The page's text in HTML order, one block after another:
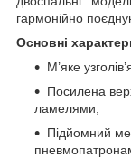
гармонійно
Основні
М’яке
Посилена
ламелями;
Підйомний